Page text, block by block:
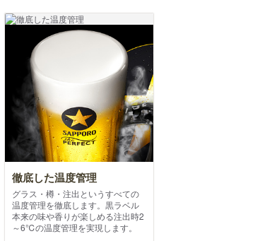
徹底した温度管理
グラス・樽・注出というすべての
温度管理を徹底します。黒ラベル
本来の味や香りが楽しめる注出時2
～6℃の温度管理を実現します。